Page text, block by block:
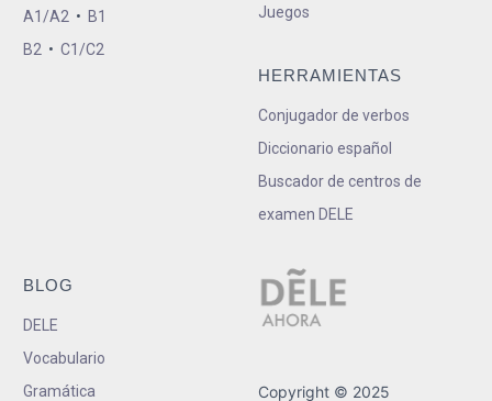
A1/A2 • B1
B2 • C1/C2
Juegos
HERRAMIENTAS
Conjugador de verbos
Diccionario español
Buscador de centros de
examen DELE
BLOG
DELE
Vocabulario
Gramática
Copyright © 2025